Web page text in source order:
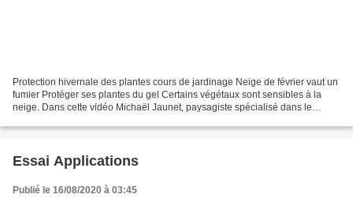
Protection hivernale des plantes cours de jardinage Neige de février vaut un
fumier Protéger ses plantes du gel Certains végétaux sont sensibles à la
neige. Dans cette vidéo Michaël Jaunet, paysagiste spécialisé dans le
Essai Applications
Publié le 16/08/2020 à 03:45